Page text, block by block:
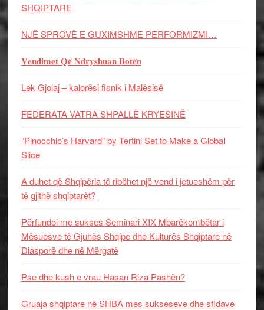
SHQIPTARE
NJË SPROVË E GUXIMSHME PERFORMIZMI…
𝐕𝐞𝐧𝐝𝐢𝐦𝐞𝐭 𝐐𝐞̈ 𝐍𝐝𝐫𝐲𝐬𝐡𝐮𝐚𝐧 𝐁𝐨𝐭𝐞̈𝐧
Lek Gjolaj – kalorësi fisnik i Malësisë
FEDERATA VATRA SHPALLË KRYESINË
“Pinocchio’s Harvard” by Tertini Set to Make a Global
Slice
A duhet që Shqipëria të ribëhet një vend i jetueshëm për
të gjithë shqiptarët?
Përfundoi me sukses Seminari XIX Mbarëkombëtar i
Mësuesve të Gjuhës Shqipe dhe Kulturës Shqiptare në
Diasporë dhe në Mërgatë
Pse dhe kush e vrau Hasan Riza Pashën?
Gruaja shqiptare në SHBA mes sukseseve dhe sfidave